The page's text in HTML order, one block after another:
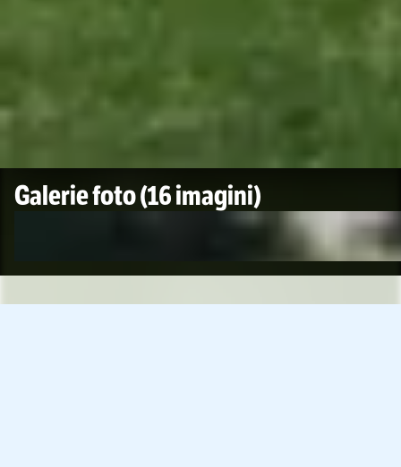
Galerie foto(16 imagini)